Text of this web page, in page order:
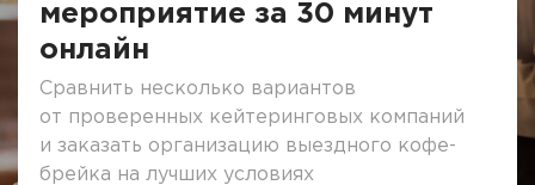
мероприятие за 30 минут
онлайн
Сравнить несколько вариантов
от проверенных кейтеринговых компаний
и заказать организацию выездного кофе-
брейка на лучших условиях